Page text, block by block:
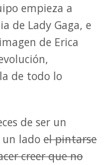
empieza a
de Lady Gaga, e
de Erica
de todo lo
de ser un
un lado el pintarse
creer que no